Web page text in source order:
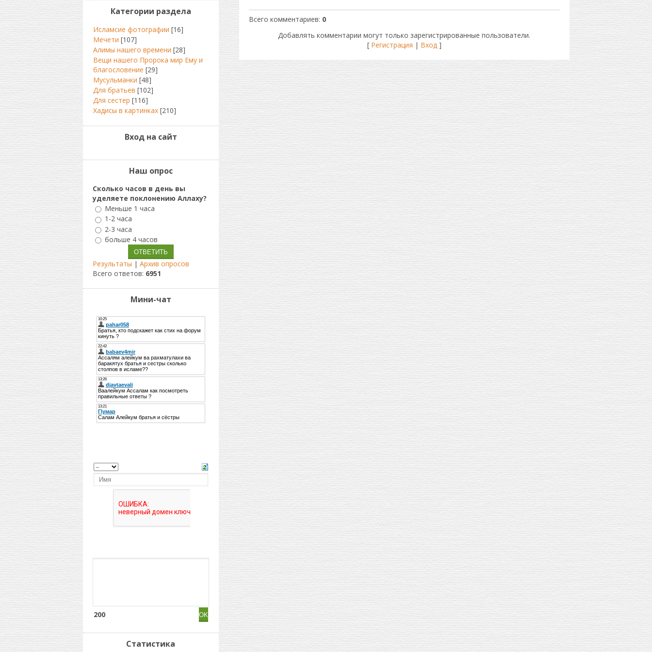
Всего комментариев: 0
Добавлять комментарии могут только зарегистрированные пользователи.
[ Регистрация | Вход]
Категории раздела
Исламсие фотографии [16]
Мечети [107]
Алимы нашего времени [28]
Вещи нашего Пророка мир Ему и
благословение [29]
Мусульманки [48]
Для братьев [102]
Для сестер [116]
Хадисы в картинках [210]
Вход на сайт
Наш опрос
Сколько часов в день вы
уделяете поклонению Аллаху?
Меньше 1 часа
1-2 часа
2-3 часа
больше 4 часов
Результаты | Архив опросов
Всего ответов: 6951
Мини-чат
200
Статистика